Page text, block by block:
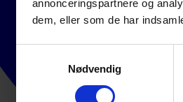
annonceringspartnere og
dem, eller som de har
Nødvendig